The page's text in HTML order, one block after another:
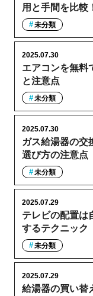
用と手間を比較
未分類
エアコンを無料
と注意点
2025.07.30
未分類
ガス給湯器の交
選び方の注意点
2025.07.30
未分類
テレビの配置は
するテクニック
2025.07.29
未分類
給湯器の買い替
2025.07.29